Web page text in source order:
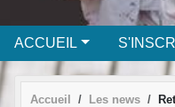
ACCUEIL
Accueil Les news